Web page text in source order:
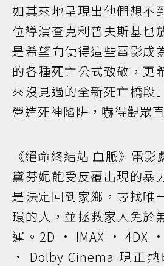
如其來地呈現出他們想不
位導演查克利普夫斯基也
是希望向使得這些電影成
的各種死亡公式致敬，更
來沒見過的全新死亡橋段
營造死神陷阱，嚇得觀眾
《絕命終結站 血脈》電影
黛芬妮飽受反覆出現的暴
是決定回到家鄉，尋找唯
環的人，並拯救家人免於
運。2D · IMAX · 4DX
· Dolby Cinema 現正